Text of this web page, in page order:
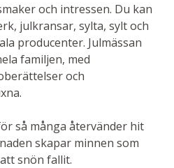
och intressen. Du kan
julkransar, sylta, sylt och
producenter. Julmässan
familjen, med
och
så många återvänder hit
skapar minnen som
snön fallit.